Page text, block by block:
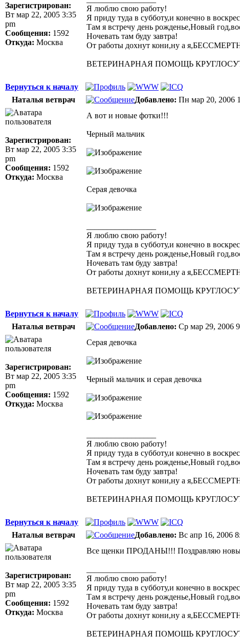
Зарегистрирован:
Вт мар 22, 2005 3:35
pm
Сообщения: 1592
Откуда: Москва
Я люблю свою работу!
Я приду туда в субботу,и конечно в
Там я встречу день рожденье,Новый
Ночевать там буду завтра!
От работы дохнут кони,ну а
ВЕТЕРИНАРНАЯ ПОМОЩЬ
Вернуться к началу
Наталья ветврач
Добавлено: Пн мар 20, 2006
Зарегистрирован:
Вт мар 22, 2005 3:35
pm
Сообщения: 1592
Откуда: Москва
А вот и новые фотки!!!
Черный мальчик
Серая девочка
Я люблю свою работу!
Я приду туда в субботу,и конечно в
Там я встречу день рожденье,Новый
Ночевать там буду завтра!
От работы дохнут кони,ну а
ВЕТЕРИНАРНАЯ ПОМОЩЬ
Вернуться к началу
Наталья ветврач
Добавлено: Ср мар 29, 2006
Зарегистрирован:
Вт мар 22, 2005 3:35
pm
Сообщения: 1592
Откуда: Москва
Серая девочка
Черный мальчик и серая девочка
Я люблю свою работу!
Я приду туда в субботу,и конечно в
Там я встречу день рожденье,Новый
Ночевать там буду завтра!
От работы дохнут кони,ну а
ВЕТЕРИНАРНАЯ ПОМОЩЬ
Вернуться к началу
Наталья ветврач
Добавлено: Вс апр 16, 2006
Зарегистрирован:
Вт мар 22, 2005 3:35
pm
Сообщения: 1592
Откуда: Москва
Все щенки ПРОДАНЫ!!! Поздравляю новых
Я люблю свою работу!
Я приду туда в субботу,и конечно в
Там я встречу день рожденье,Новый
Ночевать там буду завтра!
От работы дохнут кони,ну а
ВЕТЕРИНАРНАЯ ПОМОЩЬ